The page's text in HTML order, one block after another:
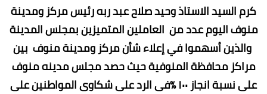
كرم السيد الاستاذ وحيد صلاح عبد ربه رئيس مركز ومدينة
منوف اليوم عدد من العاملين المتميزين بمجلس المدينة
والذين أسهموا في إعلاء شأن مركز ومدينة منوف بين
مراكز محافظة المنوفية حيث حصد مجلس مدينه منوف
على نسبة انجاز ١٠٠ ٪فى الرد على شكاوى المواطنين على